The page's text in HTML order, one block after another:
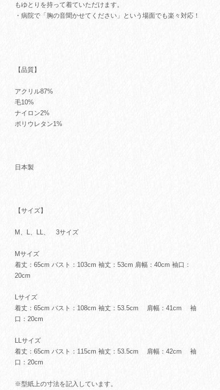
もゆとりを持って着ていただけます。
・病院で「胸の音聞かせてください」という場面でも楽々対応！
【品質】
アクリル87%
毛10%
ナイロン2%
ポリウレタン1%
日本製
【サイズ】
M、L、LL、 3サイズ
Mサイズ
着丈：65cm バスト：103cm 袖丈：53cm 肩幅：40cm 袖口：
20cm
Lサイズ
着丈：65cm バスト：108cm 袖丈：53.5cm 肩幅：41cm 袖
口：20cm
LLサイズ
着丈：65cm バスト：115cm 袖丈：53.5cm 肩幅：42cm 袖
口：20cm
※型紙上の寸法を記入しています。